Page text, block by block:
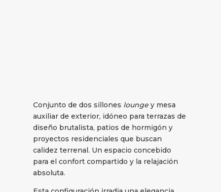
Conjunto de dos sillones lounge y mesa
auxiliar de exterior, idóneo para terrazas de
diseño brutalista, patios de hormigón y
proyectos residenciales que buscan
calidez terrenal. Un espacio concebido
para el confort compartido y la relajación
absoluta.